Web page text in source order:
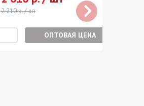
2 210 р. / шт
ОПТОВАЯ ЦЕНА